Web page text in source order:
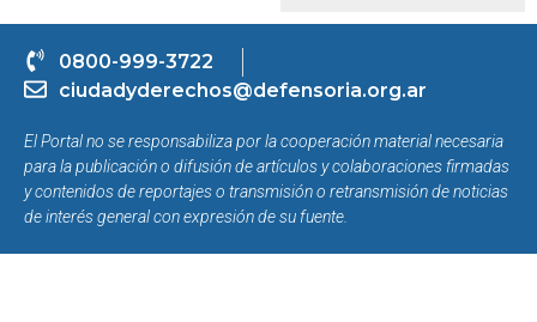
0800-999-3722
ciudadyderechos@defensoria.org.ar
El Portal no se responsabiliza por la cooperación material necesaria
para la publicación o difusión de artículos y colaboraciones firmadas
y contenidos de reportajes o transmisión o retransmisión de noticias
de interés general con expresión de su fuente.